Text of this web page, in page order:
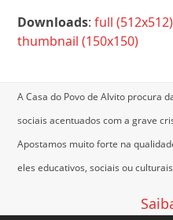
Downloads:full (512x512)
thumbnail (150x150)
A Casa do Povo de Alvito procura
sociais acentuados com a grave
Apostamos muito forte na
eles educativos, sociais ou